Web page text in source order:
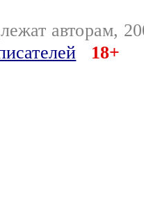
авторам,
18+